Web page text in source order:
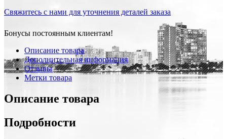
Свяжитесь с нами для уточнения деталей заказа
Бонусы постоянным клиентам!
Описание товара
Дополнительная информация
Отзывы
Метки товара
Описание товара
Подробности